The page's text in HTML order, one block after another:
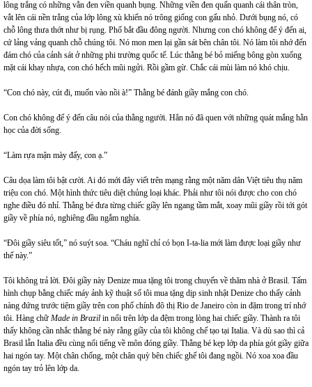
lông trắng có những vằn đen viền quanh bụng. Những viền đen quấn quanh cái thân tròn,
vắt lên cái nền trắng của lớp lông xù khiến nó trông giống con gấu nhỏ. Dưới bụng nó, có
chỗ lông thưa thớt như bị rụng. Phố bắt đầu đông người. Nhưng con chó không để ý đến ai,
cứ lảng vảng quanh chỗ chúng tôi. Nó mon men lại gần sát bên chân tôi. Nó làm tôi nhớ đến
đám chó của cảnh sát ở những phi trường quốc tế. Lúc thằng bé bỏ miếng bông gòn xuống
mặt cái khay nhựa, con chó hếch mũi ngửi. Rồi gầm gừ. Chắc cái mùi làm nó khó chịu.
“Con chó này, cút đi, muốn vào nồi à!” Thằng bé đánh giầy mắng con chó.
Con chó không để ý đến câu nói của thằng người. Hẳn nó đã quen với những quát mắng hằn
học của đời sống.
“Làm rựa mận mày đấy, con ạ.”
Câu dọa làm tôi bật cười. Ai đó mới đây viết trên mạng rằng một năm dân Việt tiêu thụ năm
triệu con chó. Một hình thức tiêu diệt chủng loại khác. Phải như tôi nói được cho con chó
nghe điều đó nhỉ. Thằng bé đưa từng chiếc giầy lên ngang tầm mắt, xoay mũi giầy rồi tới gót
giầy về phía nó, nghiêng đầu ngắm nghía.
“Đôi giầy siêu tốt,” nó suýt soa. “Cháu nghĩ chỉ có bọn I-ta-lia mới làm được loại giầy như
thế này.”
Tôi không trả lời. Đôi giầy này Denize mua tặng tôi trong chuyến về thăm nhà ở Brasil. Tấm
hình chụp bằng chiếc máy ảnh kỹ thuật số tôi mua tặng dịp sinh nhật Denize cho thấy cảnh
nàng đứng trước tiệm giầy trên con phố chính đô thị Rio de Janeiro còn in đặm trong trí nhớ
tôi. Hàng chữ Made in Brazil in nổi trên lớp da đệm trong lòng hai chiếc giầy. Thành ra tôi
thấy không cần nhắc thằng bé này rằng giầy của tôi không chế tạo tại Italia. Và dù sao thì cả
Brasil lẫn Italia đều cùng nổi tiếng về môn đóng giầy. Thằng bé kẹp lớp da phía gót giầy giữa
hai ngón tay. Một chân chống, một chân quỳ bên chiếc ghế tôi đang ngồi. Nó xoa xoa đầu
ngón tay trỏ lên lớp da.